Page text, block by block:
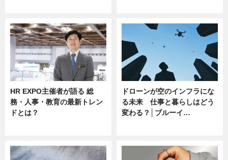
HR EXPO主催者が語る 総
務・人事・教育の最新トレン
ドとは？
ドローンが空のインフラにな
る未来 仕事と暮らしはどう
変わる？│ブルーイ…